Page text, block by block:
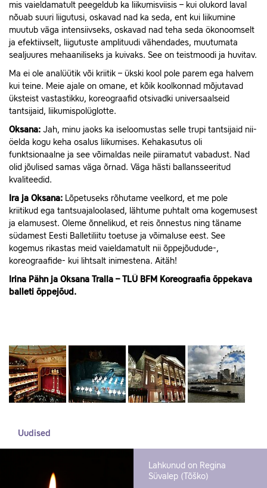
mis vaieldamatult peegeldub ka liikumisviisis – kui olukord laval
nõuab suuri liigutusi, oskavad nad ka seda, ent kui liikumine
muutub väga intensiivseks, oskavad nad teha seda ökonoomselt
ja efektiivselt, liigutuste amplituudi vähendades, muutumata
sealjuures mehaaniliseks ja kuivaks. See on teistmoodi ja huvitav.
Ma ei ole analüütik või kriitik – ükski kool pole parem ega halvem
kui teine. Meie ajale on omane, et kõik koolkonnad mõjutavad
üksteist vastastikku, koreograafid otsivadki universaalseid
tantsijaid, liikumispolüglotte.
Oksana: Jah, minu jaoks ka iseloomustas selle trupi tantsijaid nii-
öelda kogu keha osalus liikumises. Kehakasutus oli
funktsionaalne ja see võimaldas neile piiramatut vabadust. Nad
olid jõulised samas väga õrnad. Väga hästi ballansseeritud
kvaliteedid.
Ira ja Oksana: Lõpetuseks rõhutame veelkord, et me pole
kriitikud ega tantsuajaloolased, lähtume puhtalt oma kogemusest
ja elamusest. Oleme õnnelikud, et reis õnnestus ning täname
südamest Eesti Balletiliitu toetuse ja võimaluse eest. See
kogemus rikastas meid vaieldamatult nii õppejõudude-,
koreograafide- kui lihtsalt inimestena. Aitäh!
Irina Pähn ja Oksana Tralla – TLÜ BFM Koreograafia õppekava
balleti õppejõud.
Uudised
Lahkunud on Regina
Süvalep (Tõško)